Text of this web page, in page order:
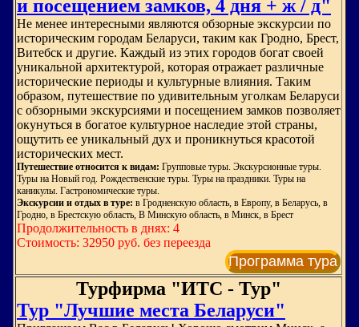
и посещением замков, 4 дня + ж / д"
Не менее интересными являются обзорные экскурсии по
историческим городам Беларуси, таким как Гродно, Брест,
Витебск и другие. Каждый из этих городов богат своей
уникальной архитектурой, которая отражает различные
исторические периоды и культурные влияния. Таким
образом, путешествие по удивительным уголкам Беларуси
с обзорными экскурсиями и посещением замков позволяет
окунуться в богатое культурное наследие этой страны,
ощутить ее уникальный дух и проникнуться красотой
исторических мест.
Путешествие относится к видам: Групповые туры. Экскурсионные туры.
Туры на Новый год. Рождественские туры. Туры на праздники. Туры на
каникулы. Гастрономические туры.
Экскурсии и отдых в туре: в Гродненскую область, в Европу, в Беларусь, в
Гродно, в Брестскую область, В Минскую область, в Минск, в Брест
Продолжительность в днях: 4
Стоимость: 32950 руб. без переезда
Программа тура
Турфирма "ИТС - Тур"
Тур "Лучшие места Беларуси"